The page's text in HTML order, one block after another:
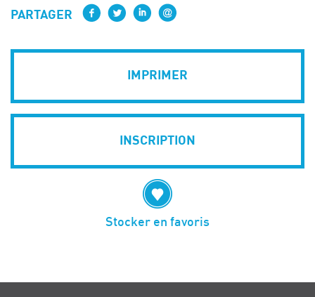
PARTAGER
IMPRIMER
INSCRIPTION
Stocker en favoris